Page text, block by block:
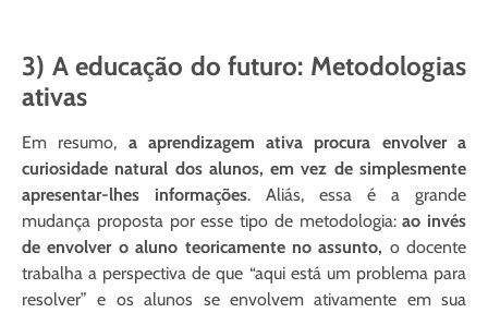
3) A educação do futuro: Metodologias
ativas
Em resumo, a aprendizagem ativa procura envolver a
curiosidade natural dos alunos, em vez de simplesmente
apresentar-lhes informações. Aliás, essa é a grande
mudança proposta por esse tipo de metodologia: ao invés
de envolver o aluno teoricamente no assunto, o docente
trabalha a perspectiva de que “aqui está um problema para
resolver” e os alunos se envolvem ativamente em sua